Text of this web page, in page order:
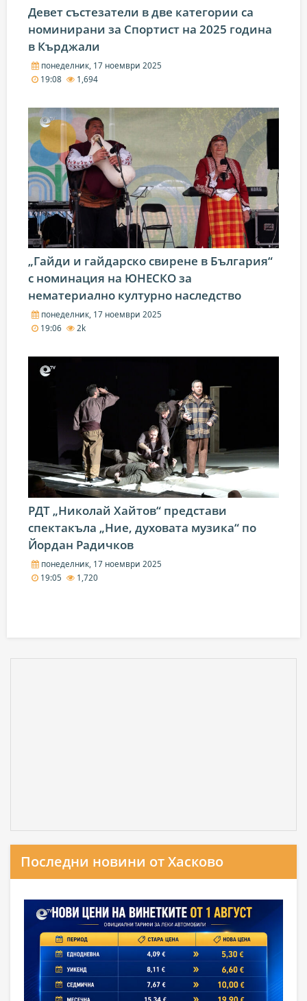
Девет състезатели в две категории са
номинирани за Спортист на 2025 година
в Кърджали
понеделник, 17 ноември 2025
19:08
1,694
„Гайди и гайдарско свирене в България“
с номинация на ЮНЕСКО за
нематериално културно наследство
понеделник, 17 ноември 2025
19:06
2k
РДТ „Николай Хайтов“ представи
спектакъла „Ние, духовата музика“ по
Йордан Радичков
понеделник, 17 ноември 2025
19:05
1,720
Последни новини от Хасково